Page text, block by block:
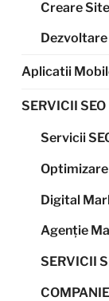
Creare
Aplicatii
SERVICII SEO
Servicii
Optimizare
Digital
Agenție
SERVICII